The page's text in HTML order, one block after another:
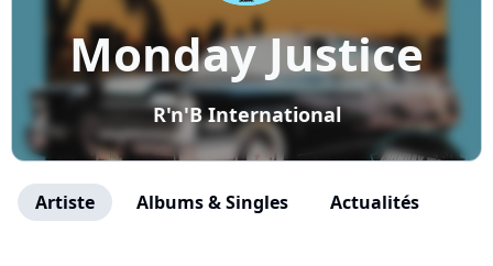
Monday Justice
R'n'B International
Artiste Albums & Singles Actualités